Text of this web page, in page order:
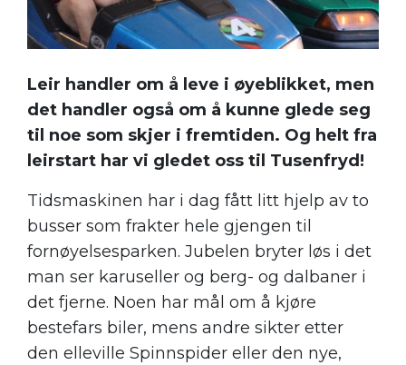
Leir handler om å leve i øyeblikket, men
det handler også om å kunne glede seg
til noe som skjer i fremtiden. Og helt fra
leirstart har vi gledet oss til Tusenfryd!
Tidsmaskinen har i dag fått litt hjelp av to
busser som frakter hele gjengen til
fornøyelsesparken. Jubelen bryter løs i det
man ser karuseller og berg- og dalbaner i
det fjerne. Noen har mål om å kjøre
bestefars biler, mens andre sikter etter
den elleville Spinnspider eller den nye,